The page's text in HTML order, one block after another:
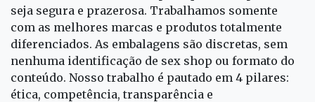
seja segura e prazerosa. Trabalhamos somente
com as melhores marcas e produtos totalmente
diferenciados. As embalagens são discretas, sem
nenhuma identificação de sex shop ou formato do
conteúdo. Nosso trabalho é pautado em 4 pilares:
ética, competência, transparência e